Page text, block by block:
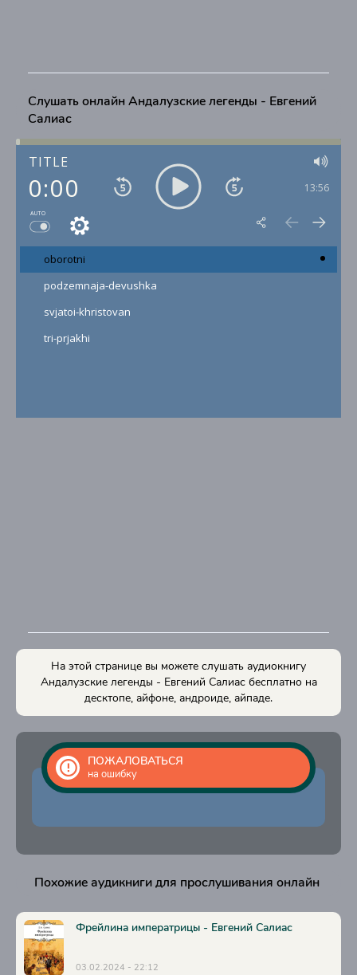
Слушать онлайн Андалузские легенды - Евгений
Салиас
TITLE
0:00 13:56
AUTO
oborotni
podzemnaja-devushka
svjatoi-khristovan
tri-prjakhi
На этой странице вы можете слушать аудиокнигу
Андалузские легенды - Евгений Салиас бесплатно на
десктопе, айфоне, андроиде, айпаде.
ПОЖАЛОВАТЬСЯ
на ошибку
Похожие аудикниги для прослушивания онлайн
Фрейлина императрицы - Евгений Салиас
03.02.2024 - 22:12